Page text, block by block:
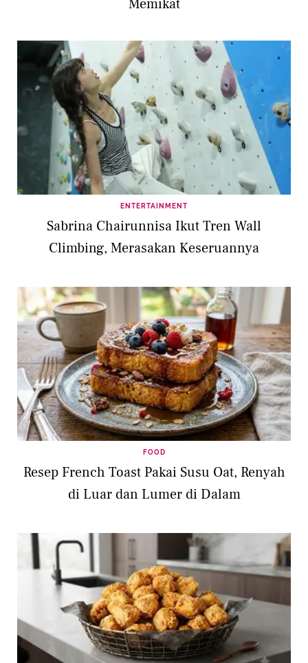
Memikat
ENTERTAINMENT
Sabrina Chairunnisa Ikut Tren Wall
Climbing, Merasakan Keseruannya
FOOD
Resep French Toast Pakai Susu Oat, Renyah
di Luar dan Lumer di Dalam